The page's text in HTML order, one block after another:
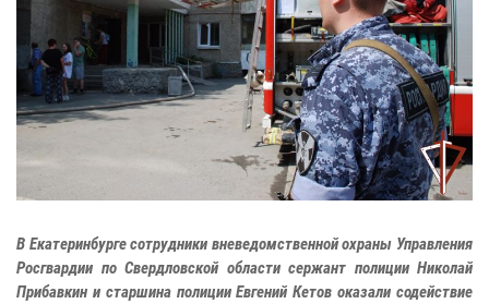
В Екатеринбурге сотрудники вневедомственной охраны Управления
Росгвардии по Свердловской области сержант полиции Николай
Прибавкин и старшина полиции Евгений Кетов оказали содействие